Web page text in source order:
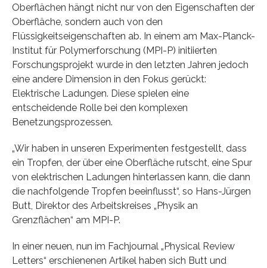
Oberflächen hängt nicht nur von den Eigenschaften der
Oberfläche, sondern auch von den
Flüssigkeitseigenschaften ab. In einem am Max-Planck-
Institut für Polymerforschung (MPI-P) initiierten
Forschungsprojekt wurde in den letzten Jahren jedoch
eine andere Dimension in den Fokus gerückt:
Elektrische Ladungen. Diese spielen eine
entscheidende Rolle bei den komplexen
Benetzungsprozessen.
„Wir haben in unseren Experimenten festgestellt, dass
ein Tropfen, der über eine Oberfläche rutscht, eine Spur
von elektrischen Ladungen hinterlassen kann, die dann
die nachfolgende Tropfen beeinflusst“, so Hans-Jürgen
Butt, Direktor des Arbeitskreises „Physik an
Grenzflächen“ am MPI-P.
In einer neuen, nun im Fachjournal „Physical Review
Letters“ erschienenen Artikel haben sich Butt und